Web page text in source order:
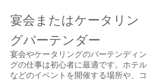
宴会またはケータリン
グバーテンダー
宴会やケータリングのバーテンディン
グの仕事は初心者に最適です。ホテル
などのイベントを開催する場所や、コ